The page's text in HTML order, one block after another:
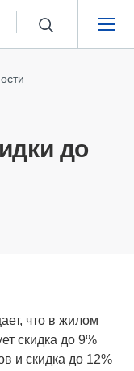
до
что в жилом
скидка до 9%
и скидка до 12%